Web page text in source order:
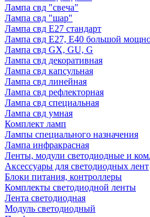
Лампа свд "свеча"
Лампа свд "шар"
Лампа свд E27 стандарт
Лампа свд E27, Е40 большой
Лампа свд GX, GU, G
Лампа свд декоративная
Лампа свд капсульная
Лампа свд линейная
Лампа свд рефлекторная
Лампа свд специальная
Лампа свд умная
Комплект ламп
Лампы специального назначения
Лампа инфракрасная
Ленты, модули светодиодные и
Аксессуары для светодиодных лент
Блоки питания, контроллеры
Комплекты светодиодной ленты
Лента светодиодная
Модуль светодиодный